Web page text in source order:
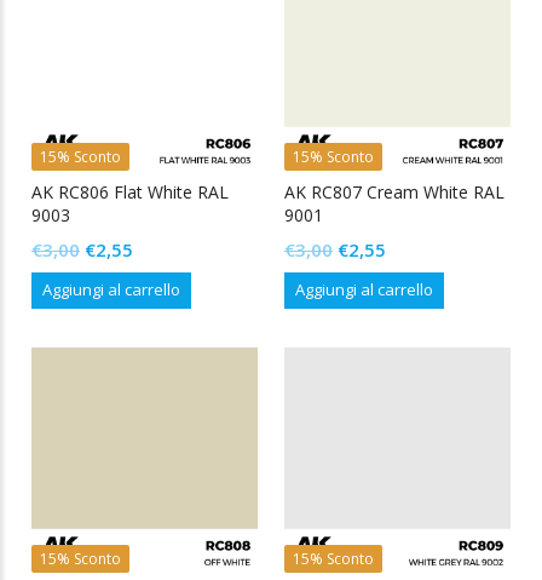
15% Sconto
AK RC806 Flat White RAL
9003
€3,00 Il
prezzo
originale
€2,55
prezzo
attuale
Aggiungi al carrello
15% Sconto
AK RC807 Cream White RAL
9001
€3,00 Il
prezzo
originale
€2,55
prezzo
attuale
Aggiungi al carrello
15% Sconto 15% Sconto